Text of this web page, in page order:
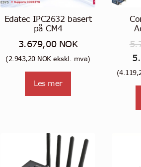
Edatec IPC2632 basert
på CM4
3.679,00 NOK
(2.943,20 NOKekskl. mva)
Les mer
(